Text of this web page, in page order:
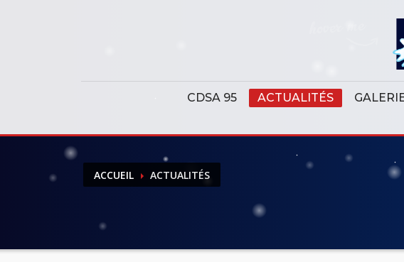
CDSA 95 ACTUALITÉS
ACCUEIL ACTUALITÉS